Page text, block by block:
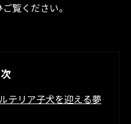
覧ください。
テリア子犬を迎える夢